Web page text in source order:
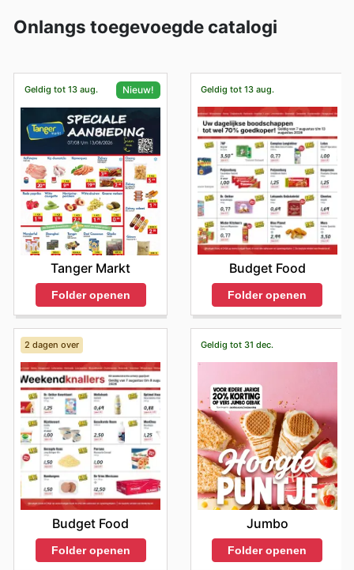
Onlangs toegevoegde catalogi
Geldig tot 13 aug. Nieuw!
Tanger Markt
Folder openen
Geldig tot 13 aug.
Budget Food
Folder openen
2 dagen over
Budget Food
Folder openen
Geldig tot 31 dec.
Jumbo
Folder openen